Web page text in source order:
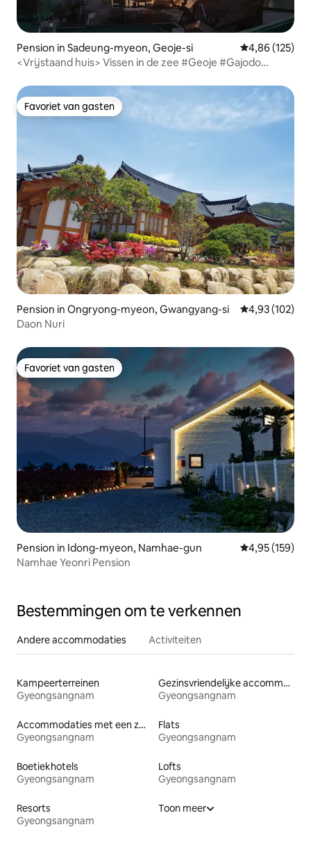
Pension in Sadeung-myeon, Geoje-si Gemiddelde
4,86 (125)
<Vrijstaand huis> Vissen in de zee #Geoje #Gajodo
#Tongyeong-si #Geen extra kosten voor 4 personen
Favoriet van gasten
Favoriet van gasten
Pension in Ongryong-myeon, Gwangyang-si Gemiddelde
4,93 (102)
Daon Nuri
Favoriet van gasten
Favoriet van gasten
Pension in Idong-myeon, Namhae-gun Gemiddelde
4,95 (159)
Namhae Yeonri Pension
Bestemmingen om te verkennen
Andere accommodaties Activiteiten
Kampeerterreinen
Gyeongsangnam
Gezinsvriendelijke accommodaties
Gyeongsangnam
Accommodaties met een zwembad
Gyeongsangnam
Flats
Gyeongsangnam
Boetiekhotels
Gyeongsangnam
Lofts
Gyeongsangnam
Resorts
Gyeongsangnam
Toon meer